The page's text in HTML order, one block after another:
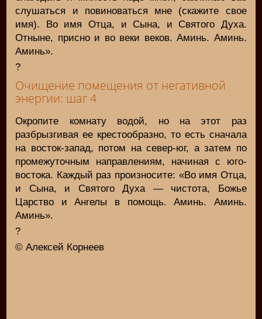
слушаться и повиноваться мне (скажите свое
имя). Во имя Отца, и Сына, и Святого Духа.
Отныне, присно и во веки веков. Аминь. Аминь.
Аминь».
?
Очищение помещения от негативной
энергии: шаг 4
Окропите комнату водой, но на этот раз
разбрызгивая ее крестообразно, то есть сначала
на восток-запад, потом на север-юг, а затем по
промежуточным направлениям, начиная с юго-
востока. Каждый раз произносите: «Во имя Отца,
и Сына, и Святого Духа — чистота, Божье
Царство и Ангелы в помощь. Аминь. Аминь.
Аминь».
?
© Алексей Корнеев